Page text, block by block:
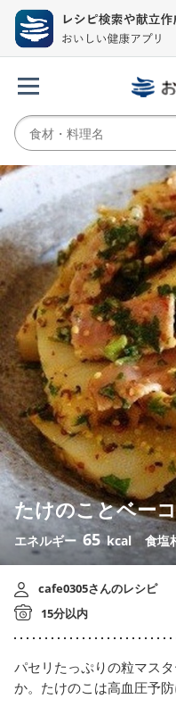
たけのことベー
エネルギー 65 kcal 食塩
cafe0305さんのレシピ
15分以内
パセリたっぷりの粒マス
か。たけのこは高血圧予